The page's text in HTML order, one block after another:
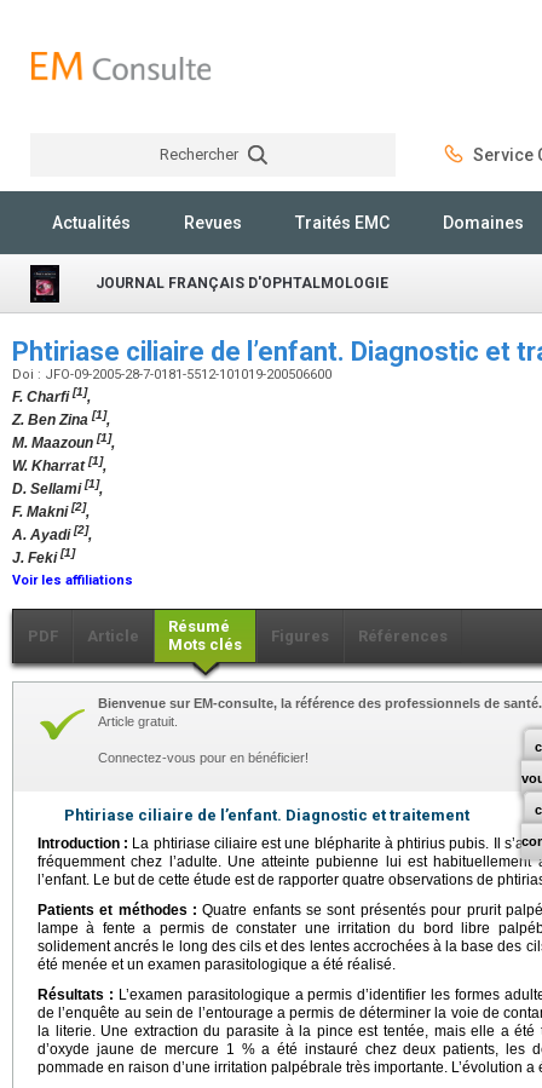
Rechercher Service
Actualités Revues Traités EMC Domaines
JOURNAL FRANÇAIS D'OPHTALMOLOGIE
Phtiriase ciliaire de l’enfant. Diagnostic et
Doi : JFO-09-2005-28-7-0181-5512-101019-200506600
F. Charfi[1],
Z. Ben Zina [1],
M. Maazoun [1],
W. Kharrat[1],
D. Sellami[1],
F. Makni[2],
A. Ayadi[2],
J. Feki[1]
Voir les affiliations
PDF Article
Résumé
Mots clés
Figures Références
Bienvenue sur EM-consulte, la référence des professionnels de santé.
Article gratuit.
Connectez-vous pour en bénéficier!
Phtiriase ciliaire de l’enfant. Diagnostic et traitement
Introduction : La phtiriase ciliaire est une blépharite à phtirius pubis. Il
fréquemment chez l’adulte. Une atteinte pubienne lui est
l’enfant. Le but de cette étude est de rapporter quatre observations de
Patients et méthodes : Quatre enfants se sont présentés pour prurit
lampe à fente a permis de constater une irritation du bord libre
solidement ancrés le long des cils et des lentes accrochées à la base des
été menée et un examen parasitologique a été réalisé.
Résultats : L’examen parasitologique a permis d’identifier les formes
de l’enquête au sein de l’entourage a permis de déterminer la voie de
la literie. Une extraction du parasite à la pince est tentée, mais elle a
d’oxyde jaune de mercure 1 % a été instauré chez deux patients, les
pommade en raison d’une irritation palpébrale très importante. L’évolution